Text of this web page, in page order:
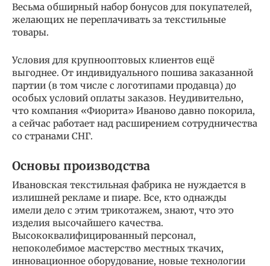
Весьма обширный набор бонусов для покупателей,
желающих не переплачивать за текстильные
товары.
Условия для крупнооптовых клиентов ещё
выгоднее. От индивидуального пошива заказанной
партии (в том числе с логотипами продавца) до
особых условий оплаты заказов. Неудивительно,
что компания «Фиорита» Иваново давно покорила,
а сейчас работает над расширением сотрудничества
со странами СНГ.
Основы производства
Ивановская текстильная фабрика не нуждается в
излишней рекламе и пиаре. Все, кто однажды
имели дело с этим трикотажем, знают, что это
изделия высочайшего качества.
Высококвалифицированный персонал,
непоколебимое мастерство местных ткачих,
инновационное оборудование, новые технологии